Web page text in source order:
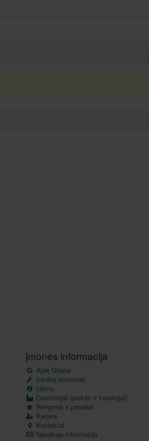
Įmonės informacija
Apie Gitana
Įrankių remontas
Įdomu
Gamintojai (prekės ir katalogai)
Renginiai ir parodos
Karjera
Kontaktai
Naudinga informacija